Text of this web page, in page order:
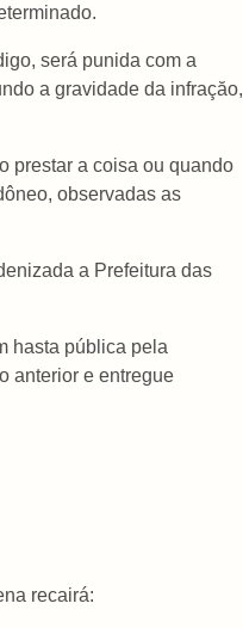
será punida com a
a gravidade da infraçăo,
prestar a coisa ou quando
observadas as
a Prefeitura das
hasta pública pela
anterior e entregue
recairá: